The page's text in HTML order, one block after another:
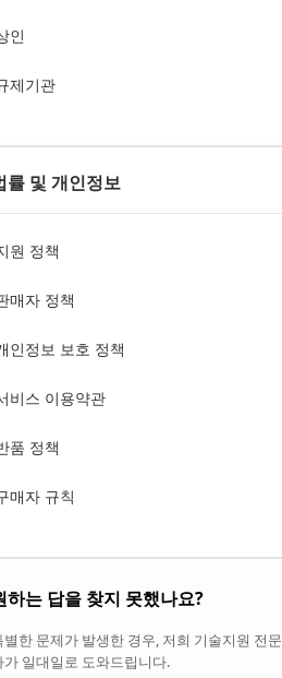
인
제기관
률 및 개인정보
원 정책
매자 정책
인정보 보호 정책
비스 이용약관
품 정책
매자 규칙
하는 답을 찾지 못했나요?
별한 문제가 발생한 경우, 저희 기술지원 전문
가 일대일로 도와드립니다.